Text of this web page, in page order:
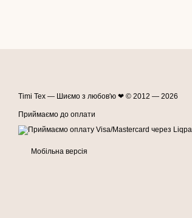
Timi Tex — Шиємо з любов'ю ❤ © 2012 — 2026
Приймаємо до оплати
Мобільна версія